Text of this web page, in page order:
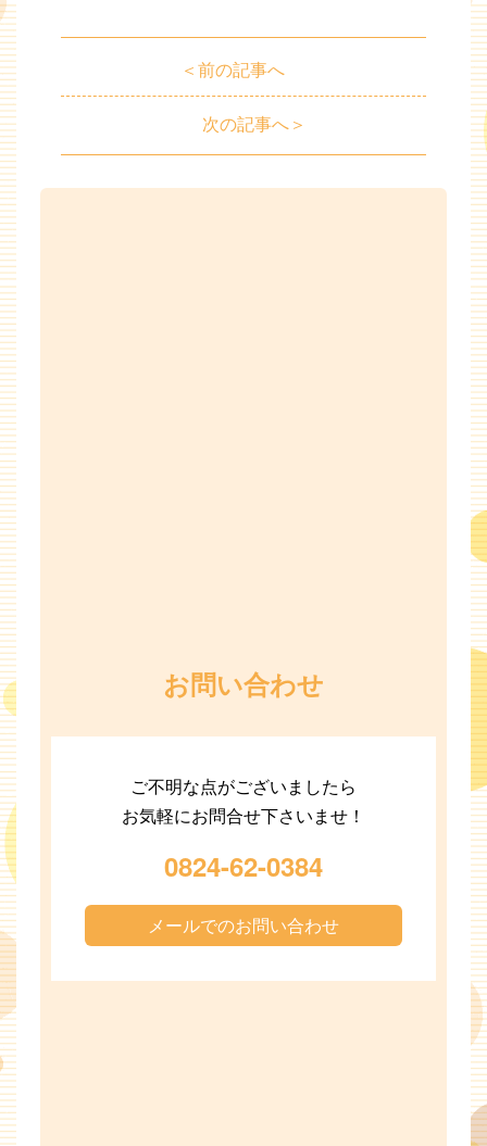
＜前の記事へ
次の記事へ＞
お問い合わせ
ご不明な点がございましたら
お気軽にお問合せ下さいませ！
0824-62-0384
メールでのお問い合わせ